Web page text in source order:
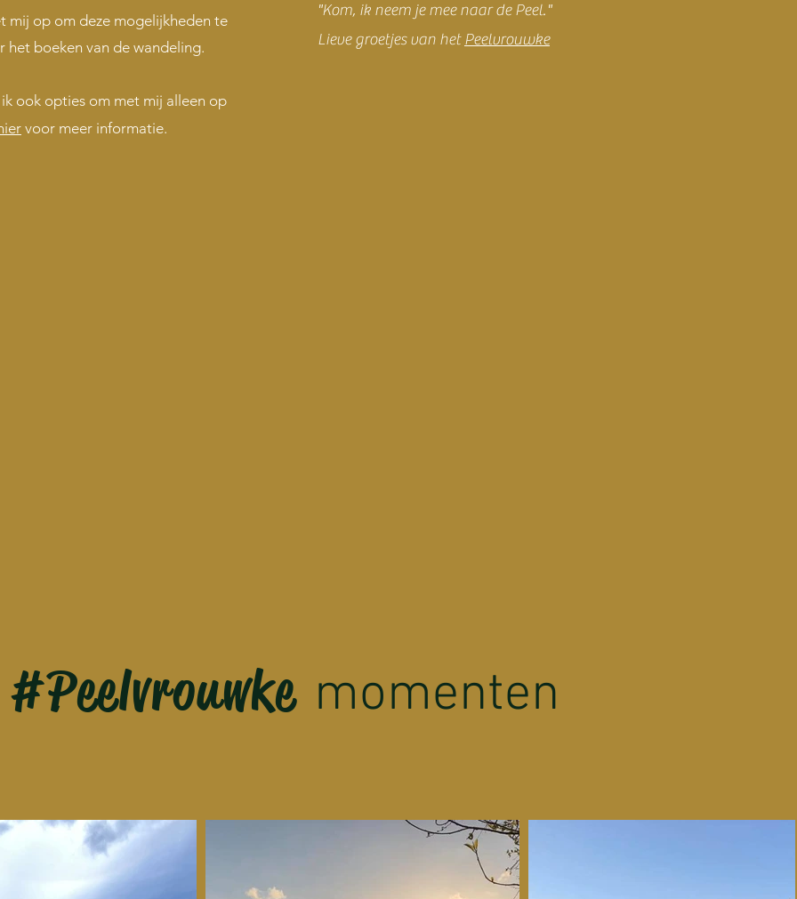
mij op om deze mogelijkheden te
het boeken van de wandeling.
ook opties om met mij alleen op
voor meer informatie.
"Kom, ik neem je mee naar de Peel."
Lieve groetjes van hetPeelvrouwke
#Peelvrouwke momenten